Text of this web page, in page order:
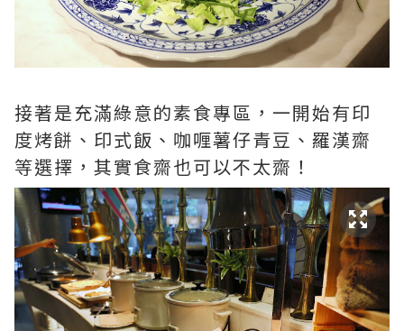
接著是充滿綠意的素食專區，一開始有印
度烤餅、印式飯、咖喱薯仔青豆、羅漢齋
等選擇，其實食齋也可以不太齋！